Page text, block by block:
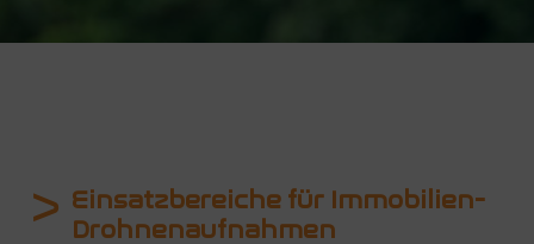
Einsatzbereiche für Immobilien-
Drohnenaufnahmen